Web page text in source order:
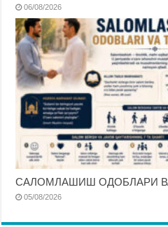
06/08/2026
САЛОМЛАШИШ ОДОБЛАРИ
05/08/2026